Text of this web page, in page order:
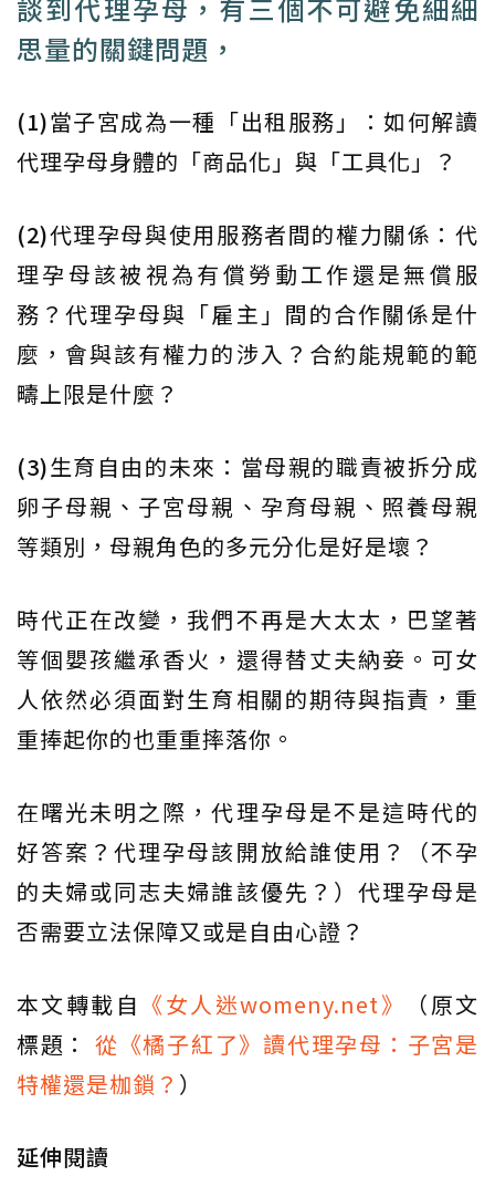
談到代理孕母，有三個不可避免細細
思量的關鍵問題，
(1)當子宮成為一種「出租服務」：如何解讀
代理孕母身體的「商品化」與「工具化」？
(2)代理孕母與使用服務者間的權力關係：代
理孕母該被視為有償勞動工作還是無償服
務？代理孕母與「雇主」間的合作關係是什
麼，會與該有權力的涉入？合約能規範的範
疇上限是什麼？
(3)生育自由的未來：當母親的職責被拆分成
卵子母親、子宮母親、孕育母親、照養母親
等類別，母親角色的多元分化是好是壞？
時代正在改變，我們不再是大太太，巴望著
等個嬰孩繼承香火，還得替丈夫納妾。可女
人依然必須面對生育相關的期待與指責，重
重捧起你的也重重摔落你。
在曙光未明之際，代理孕母是不是這時代的
好答案？代理孕母該開放給誰使用？（不孕
的夫婦或同志夫婦誰該優先？）代理孕母是
否需要立法保障又或是自由心證？
本文轉載自 《女人迷womeny.net》
（原文
標題： 從《橘子紅了》讀代理孕母：子宮是
特權還是枷鎖？ ）
延伸閱讀